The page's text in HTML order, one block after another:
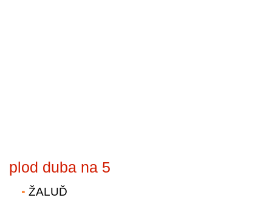
plod duba na 5
ŽALUĎ